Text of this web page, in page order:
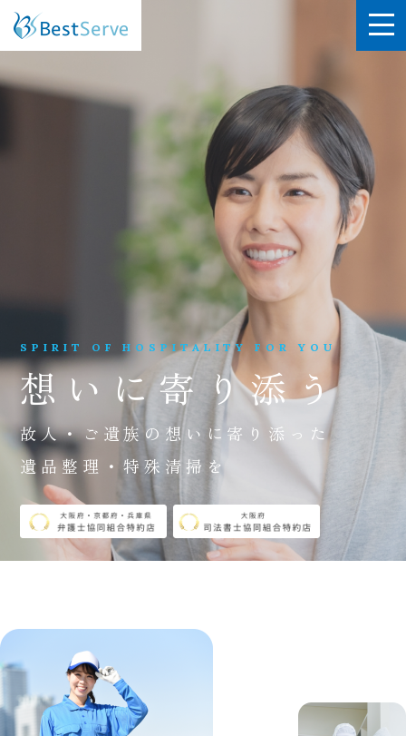
SPIRIT OF HOSPITALITY FOR YOU
想いに寄り添う
故人・ご遺族の想いに寄り添った
遺品整理・特殊清掃を